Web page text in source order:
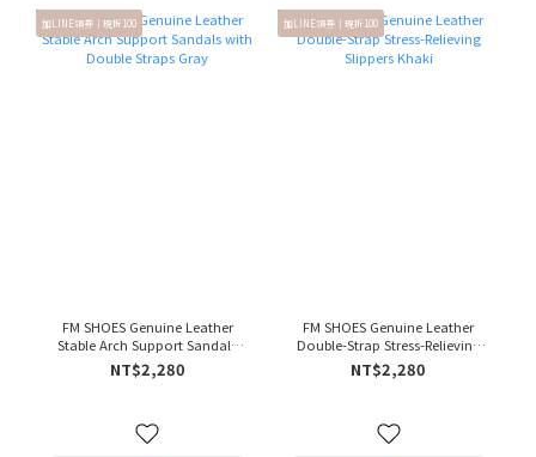
加LINE領券｜現折100
FM SHOES Genuine Leather
Stable Arch Support Sandals
with Double Straps Gray
NT$2,280
加LINE領券｜現折100
FM SHOES Genuine Leather
Double-Strap Stress-Relieving
Slippers Khaki
NT$2,280